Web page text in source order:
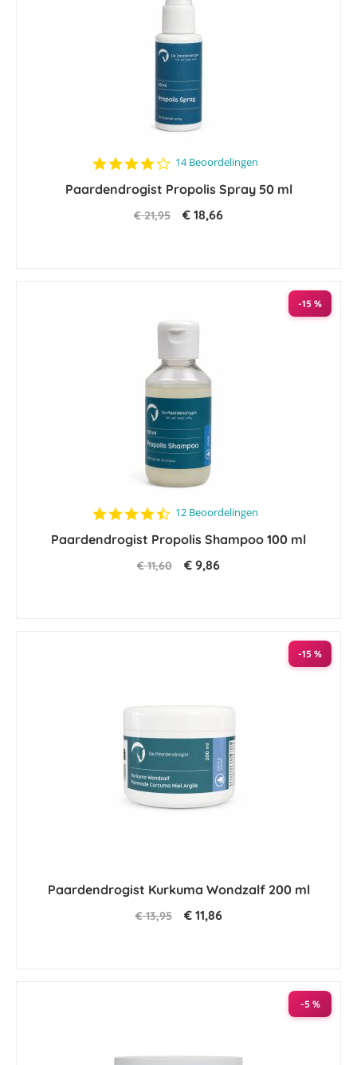
4.1
rating
14 Beoordelingen
Paardendrogist Propolis Spray 50 ml
€ 21,95 € 18,66
-15 %
4.7
rating
12 Beoordelingen
Paardendrogist Propolis Shampoo 100 ml
€ 11,60 € 9,86
-15 %
Paardendrogist Kurkuma Wondzalf 200 ml
€ 13,95 € 11,86
-5 %